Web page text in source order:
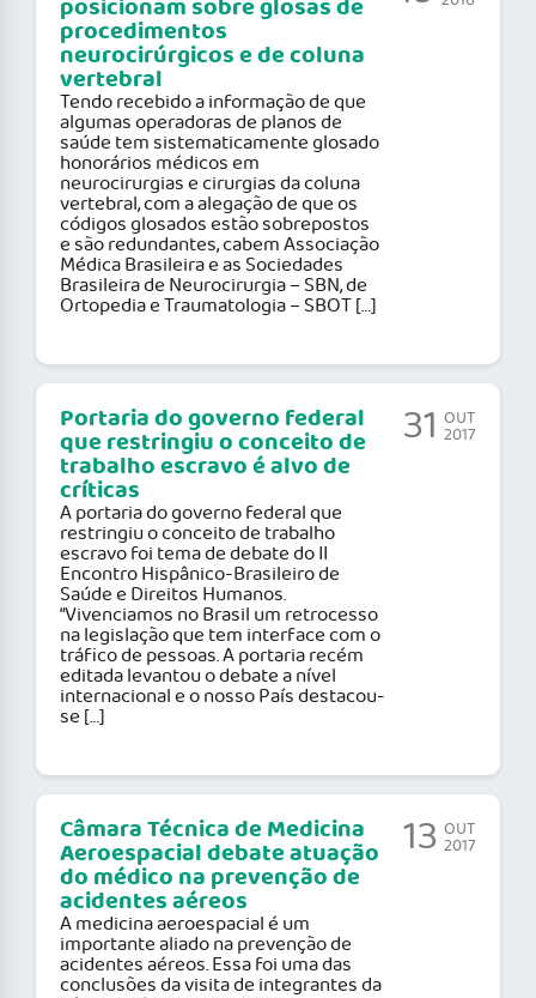
posicionam sobre glosas de
procedimentos
neurocirúrgicos e de coluna
vertebral
Tendo recebido a informação de que
algumas operadoras de planos de
saúde tem sistematicamente glosado
honorários médicos em
neurocirurgias e cirurgias da coluna
vertebral, com a alegação de que os
códigos glosados estão sobrepostos
e são redundantes, cabem Associação
Médica Brasileira e as Sociedades
Brasileira de Neurocirurgia – SBN, de
Ortopedia e Traumatologia – SBOT […]
Portaria do governo federal
que restringiu o conceito de
trabalho escravo é alvo de
críticas
A portaria do governo federal que
restringiu o conceito de trabalho
escravo foi tema de debate do II
Encontro Hispânico-Brasileiro de
Saúde e Direitos Humanos.
“Vivenciamos no Brasil um retrocesso
na legislação que tem interface com o
tráfico de pessoas. A portaria recém
editada levantou o debate a nível
internacional e o nosso País destacou-
se […]
31 OUT
2017
Câmara Técnica de Medicina
Aeroespacial debate atuação
do médico na prevenção de
acidentes aéreos
A medicina aeroespacial é um
importante aliado na prevenção de
acidentes aéreos. Essa foi uma das
conclusões da visita de integrantes da
13 OUT
2017